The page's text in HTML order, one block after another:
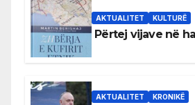
AKTUALITET KULTURË
Përtej vijave në
AKTUALITET KRONIKË